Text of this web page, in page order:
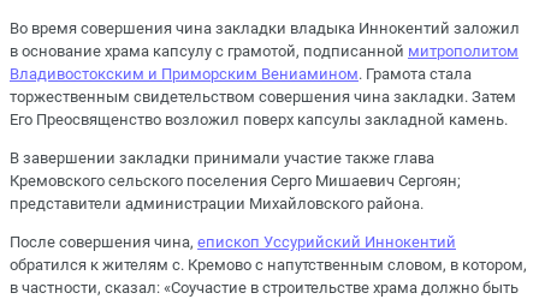
Во время совершения чина закладки владыка Иннокентий заложил
в основание храма капсулу с грамотой, подписанной митрополитом
Владивостокским и Приморским Вениамином. Грамота стала
торжественным свидетельством совершения чина закладки. Затем
Его Преосвященство возложил поверх капсулы закладной камень.
В завершении закладки принимали участие также глава
Кремовского сельского поселения Серго Мишаевич Сергоян;
представители администрации Михайловского района.
После совершения чина, епископ Уссурийский Иннокентий
обратился к жителям с. Кремово с напутственным словом, в котором,
в частности, сказал: «Соучастие в строительстве храма должно быть